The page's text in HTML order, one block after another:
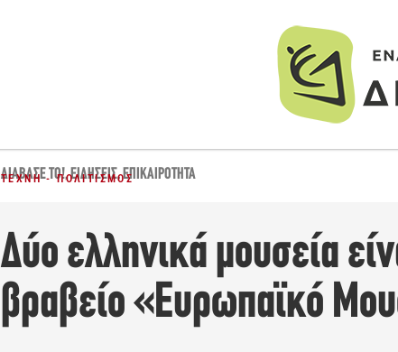
ΔΙΆΒΑΣΈ ΤΟ!,ΕΙΔΉΣΕΙΣ,ΕΠΙΚΑΙΡΌΤΗΤΑ
ΤΈΧΝΗ - ΠΟΛΙΤΙΣΜΌΣ
Δύο ελληνικά μουσεία
βραβείο «Ευρωπαϊκό